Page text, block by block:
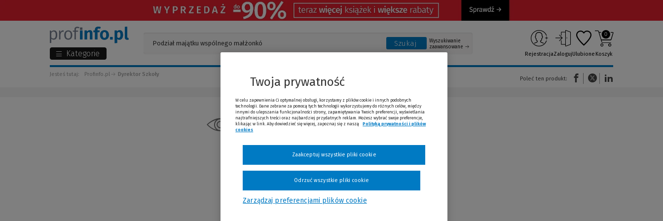
Kategorie
Szukaj
Wyszukiwanie
zaawansowane
RejestracjaZalogujUlubione
0
Koszyk
Jesteś tutaj: Profinfo.pl Dyrektor Szkoły
Poleć ten produkt:
(Nowe okno)(Link do innej strony)
Ostatnio oglądane produkty
Twoja prywatność
W celu zapewnienia Ci optymalnej obsługi, korzystamy z plików cookie i innych podobnych
technologii. Dane zebrane za pomocą tych technologii wykorzystujemy do różnych celów, między
innymi do ulepszania funkcjonalności strony, zapamiętywania Twoich preferencji, wyświetlania
najtrafniejszych treści oraz najbardziej przydatnych reklam. Możesz wybrać swoje preferencje,
klikając w link. Aby dowiedzieć się więcej, zapoznaj się z naszą
Polityką prywatności i plików
cookies
Zarządzaj preferencjami plików cookie
Odrzuć wszystkie pliki cookie
Zaakceptuj wszystkie pliki cookie